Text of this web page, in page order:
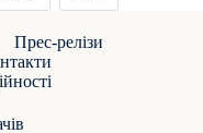
Прес-релізи